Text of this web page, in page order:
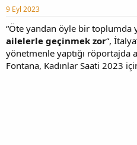
b
a
ş
l
a
t
a
ç
t
a
r
i
9 Eyl 2023
“Öte yandan öyle bir toplumda
ailelerle geçinmek zor“,
yönetmenle yaptığı röportajda
Fontana, Kadınlar Saati 2023